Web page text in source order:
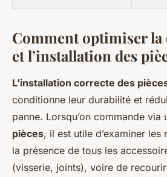
Comment optimiser la
et l’installation des
L’installation correcte des
conditionne leur durabilité et
panne. Lorsqu’on commande via
pièces, il est utile d’examiner
la présence de tous les
(visserie, joints), voire de